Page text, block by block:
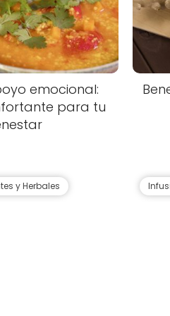
emocional:
para tu
y Herbales